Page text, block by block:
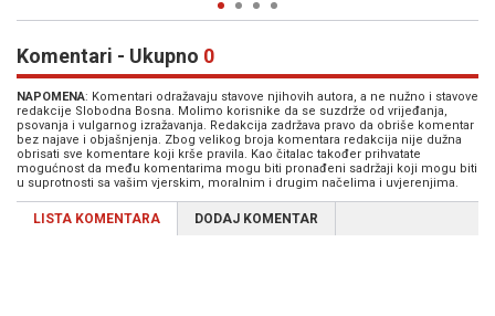
Komentari - Ukupno 0
NAPOMENA: Komentari odražavaju stavove njihovih autora, a ne nužno i stavove
redakcije Slobodna Bosna. Molimo korisnike da se suzdrže od vrijeđanja,
psovanja i vulgarnog izražavanja. Redakcija zadržava pravo da obriše komentar
bez najave i objašnjenja. Zbog velikog broja komentara redakcija nije dužna
obrisati sve komentare koji krše pravila. Kao čitalac također prihvatate
mogućnost da među komentarima mogu biti pronađeni sadržaji koji mogu biti
u suprotnosti sa vašim vjerskim, moralnim i drugim načelima i uvjerenjima.
LISTA KOMENTARA DODAJ KOMENTAR